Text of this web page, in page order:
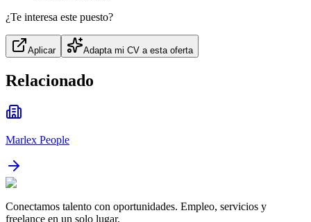
¿Te interesa este puesto?
Aplicar Adapta mi CV a esta oferta
Relacionado
Marlex People
Conectamos talento con oportunidades. Empleo, servicios y
freelance en un solo lugar.